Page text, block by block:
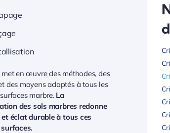
met en œuvre des méthodes, des
des moyens adaptés à tous les
marbre. La
des sols marbres redonne
éclat durable à tous ces